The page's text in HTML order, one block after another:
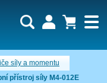
síly a momentu
přístroj síly M4-012E
prázdný.
Obsah košíku